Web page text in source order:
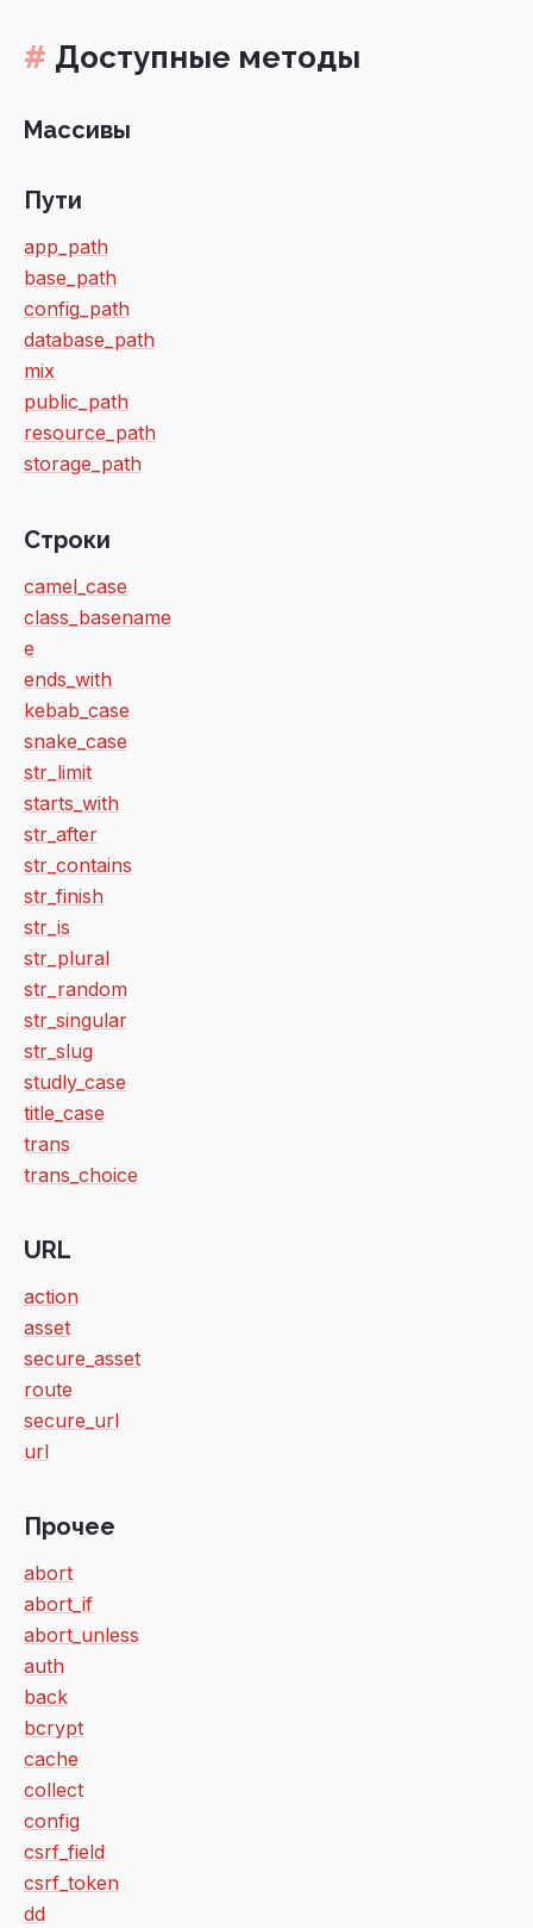
Доступные методы
Массивы
Пути
app_path
base_path
config_path
database_path
mix
public_path
resource_path
storage_path
Строки
camel_case
class_basename
e
ends_with
kebab_case
snake_case
str_limit
starts_with
str_after
str_contains
str_finish
str_is
str_plural
str_random
str_singular
str_slug
studly_case
title_case
trans
trans_choice
URL
action
asset
secure_asset
route
secure_url
url
Прочее
abort
abort_if
abort_unless
auth
back
bcrypt
cache
collect
config
csrf_field
csrf_token
dd